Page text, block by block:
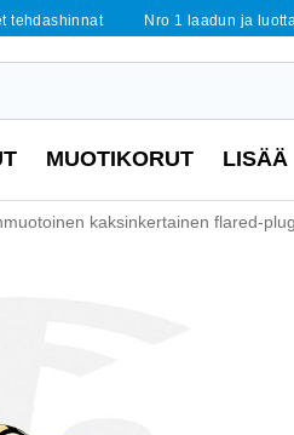
tehdashinnat Nro 1 laadun ja
MUOTIKORUT LISÄÄ
kaksinkertainen flared-